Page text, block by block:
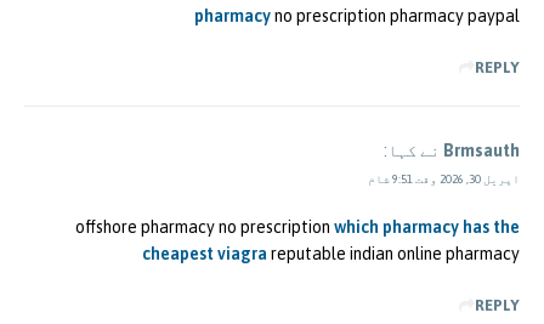
pharmacyno prescription pharmacy paypal
REPLY
Brmsauth نے کہا:
اپریل 30, 2026 وقت 9:51 شام
offshore pharmacy no prescription which pharmacy has the
cheapest viagra reputable indian online pharmacy
REPLY